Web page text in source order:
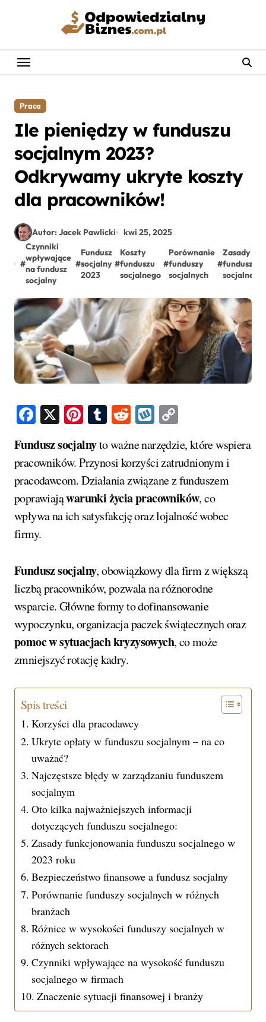
Praca
Ile pieniędzy w funduszu
socjalnym 2023?
Odkrywamy ukryte koszty
dla pracowników!
Autor: Jacek Pawlicki kwi 25, 2025
#
Czynniki
wpływające
na fundusz
socjalny
#
Fundusz
socjalny
2023
#
Koszty
funduszu
socjalnego
#
Porównanie
funduszy
socjalnych
#
Zasady
funduszu
socjalnego
Facebook
X Pinterest
Tumblr
RedditWykop
Fundusz socjalnyto ważne narzędzie, które wspiera
pracowników. Przynosi korzyści zatrudnionym i
pracodawcom. Działania związane z funduszem
poprawiająwarunki życia pracowników, co
wpływa na ich satysfakcję oraz lojalność wobec
firmy.
Fundusz socjalny, obowiązkowy dla firm z większą
liczbą pracowników, pozwala na różnorodne
wsparcie. Główne formy to dofinansowanie
wypoczynku, organizacja paczek świątecznych oraz
pomoc w sytuacjach kryzysowych, co może
zmniejszyć rotację kadry.
Spis treści
Korzyści dla pracodawcy
Ukryte opłaty w funduszu socjalnym – na co
uważać?
Najczęstsze błędy w zarządzaniu funduszem
socjalnym
Oto kilka najważniejszych informacji
dotyczących funduszu socjalnego:
Zasady funkcjonowania funduszu socjalnego w
2023 roku
Bezpieczeństwo finansowe a fundusz socjalny
Porównanie funduszy socjalnych w różnych
branżach
Różnice w wysokości funduszy socjalnych w
różnych sektorach
Czynniki wpływające na wysokość funduszu
socjalnego w firmach
Znaczenie sytuacji finansowej i branży